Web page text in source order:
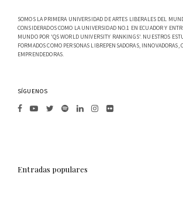
SOMOS LA PRIMERA UNIVERSIDAD DE ARTES LIBERALES DEL
CONSIDERADOS COMO LA UNIVERSIDAD NO.1 EN ECUADOR Y
MUNDO POR 'QS WORLD UNIVERSITY RANKINGS'. NUESTROS
FORMADOS COMO PERSONAS LIBREPENSADORAS, INNOVADORAS,
EMPRENDEDORAS.
SÍGUENOS
Entradas populares